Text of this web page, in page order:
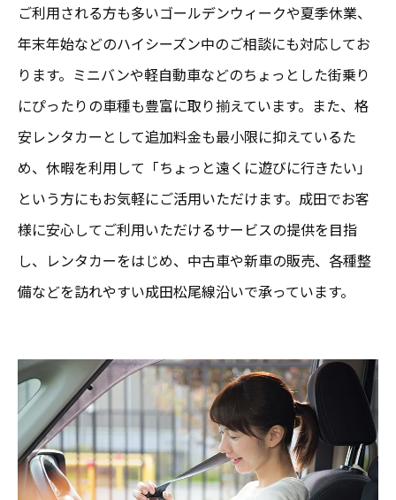
ご利用される方も多いゴールデンウィークや夏季休業、
年末年始などのハイシーズン中のご相談にも対応してお
ります。ミニバンや軽自動車などのちょっとした街乗り
にぴったりの車種も豊富に取り揃えています。また、格
安レンタカーとして追加料金も最小限に抑えているた
め、休暇を利用して「ちょっと遠くに遊びに行きたい」
という方にもお気軽にご活用いただけます。成田でお客
様に安心してご利用いただけるサービスの提供を目指
し、レンタカーをはじめ、中古車や新車の販売、各種整
備などを訪れやすい成田松尾線沿いで承っています。